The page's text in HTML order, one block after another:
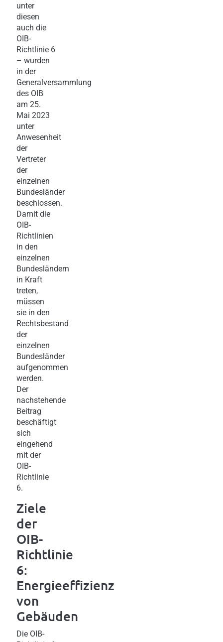
unter
diesen
auch die
OIB-
Richtlinie 6
– wurden
in der
Generalversammlung
des OIB
am 25.
Mai 2023
unter
Anwesenheit
der
Vertreter
der
einzelnen
Bundesländer
beschlossen.
Damit die
OIB-
Richtlinien
in den
einzelnen
Bundesländern
in Kraft
treten,
müssen
sie in den
Rechtsbestand
der
einzelnen
Bundesländer
aufgenommen
werden.
Der
nachstehende
Beitrag
beschäftigt
sich
eingehend
mit der
OIB-
Richtlinie
6.
Ziele
der
OIB-
Richtlinie
6:
Energieeffizienz
von
Gebäuden
Die OIB-